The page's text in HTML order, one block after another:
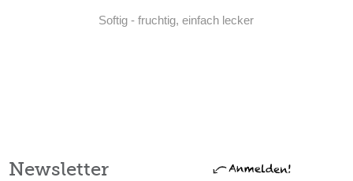
Softig - fruchtig, einfach lecker
Newsletter